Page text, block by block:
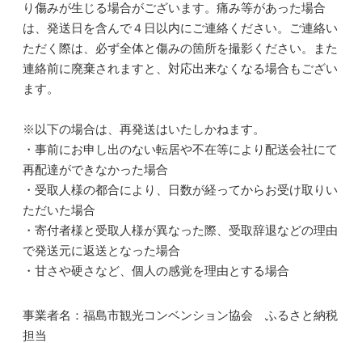
り傷みが生じる場合がございます。痛み等があった場合
は、発送日を含んで４日以内にご連絡ください。ご連絡い
ただく際は、必ず全体と傷みの箇所を撮影ください。また
連絡前に廃棄されますと、対応出来なくなる場合もござい
ます。
※以下の場合は、再発送はいたしかねます。
・事前にお申し出のない転居や不在等により配送会社にて
再配達ができなかった場合
・受取人様の都合により、日数が経ってからお受け取りい
ただいた場合
・寄付者様と受取人様が異なった際、受取辞退などの理由
で発送元に返送となった場合
・甘さや硬さなど、個人の感覚を理由とする場合
事業者名：福島市観光コンベンション協会 ふるさと納税
担当